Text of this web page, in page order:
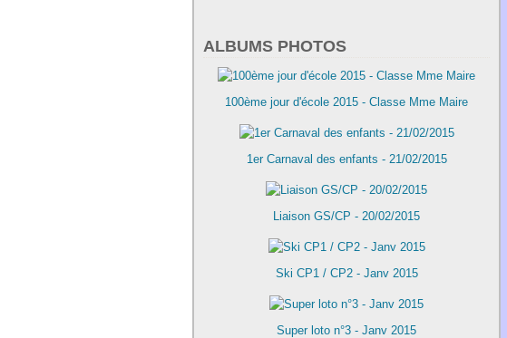
ALBUMS PHOTOS
100ème jour d'école 2015 - Classe Mme Maire
1er Carnaval des enfants - 21/02/2015
Liaison GS/CP - 20/02/2015
Ski CP1 / CP2 - Janv 2015
Super loto n°3 - Janv 2015